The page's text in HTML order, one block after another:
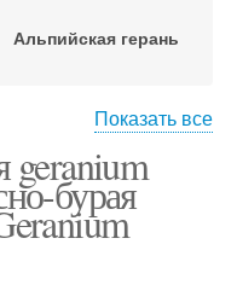
Альпийская герань
Показать все
geranium
бурая